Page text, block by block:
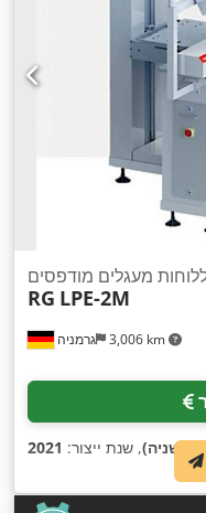
גרמניה 3,006 km
מעגלים מודפסים
RG LPE-2M
שניה), שנת ייצור: 2021